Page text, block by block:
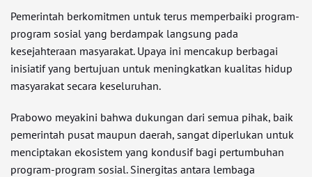
Pemerintah berkomitmen untuk terus memperbaiki program-
program sosial yang berdampak langsung pada
kesejahteraan masyarakat. Upaya ini mencakup berbagai
inisiatif yang bertujuan untuk meningkatkan kualitas hidup
masyarakat secara keseluruhan.
Prabowo meyakini bahwa dukungan dari semua pihak, baik
pemerintah pusat maupun daerah, sangat diperlukan untuk
menciptakan ekosistem yang kondusif bagi pertumbuhan
program-program sosial. Sinergitas antara lembaga